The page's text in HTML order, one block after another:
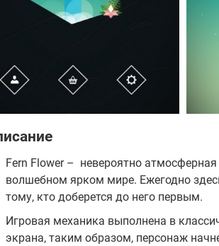
Fern Flower – невероятно
волшебном ярком мире. Ежегодно
тому, кто доберется до него первым.
Игровая механика выполнена в
экрана, таким образом, персонаж